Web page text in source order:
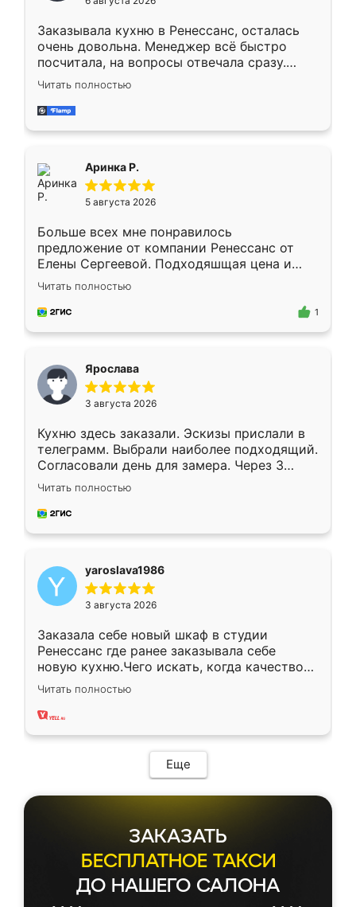
мебели буду заказывать только здесь.
Заказывала кухню в Ренессанс, осталась
очень довольна. Менеджер всё быстро
посчитала, на вопросы отвечала сразу.
Замерщик приехал в субботу, подошёл к
делу со всей ответственностью. Собрали
за день, ребята работали аккуратно, даже
Читать полностью
Аринка Р.
5 августа 2026
Больше всех мне понравилось
предложение от компании Ренессанс от
Елены Сергеевой. Подходяшщая цена и
короткие сроки изготовления. Приехавший
для замера сотрудник Владислав
предложил по моему эскизу самый
Читать полностью
1
Ярослава
3 августа 2026
Кухню здесь заказали. Эскизы прислали в
телеграмм. Выбрали наиболее подходящий.
Согласовали день для замера. Через 3
недели кухня была уже готова. Остались
довольны работой. Спасибо Ренессанс
мебель за качественную работу!
Читать полностью
yaroslava1986
3 августа 2026
Заказала себе новый шкаф в студии
Ренессанс где ранее заказывала себе
новую кухню.Чего искать, когда качеством
вполне довольна. Служит кухня уже почти
два года, нареканий нет.
Читать полностью
Еще
ЗАКАЗАТЬ
БЕСПЛАТНОЕ ТАКСИ
ДО НАШЕГО САЛОНА